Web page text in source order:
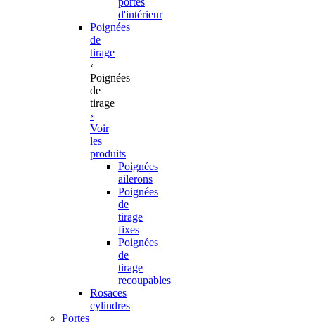
d'intérieur
Poignées
de
tirage
‹
Poignées
de
tirage
›
Voir
les
produits
Poignées
ailerons
Poignées
de
tirage
fixes
Poignées
de
tirage
recoupables
Rosaces
cylindres
Portes